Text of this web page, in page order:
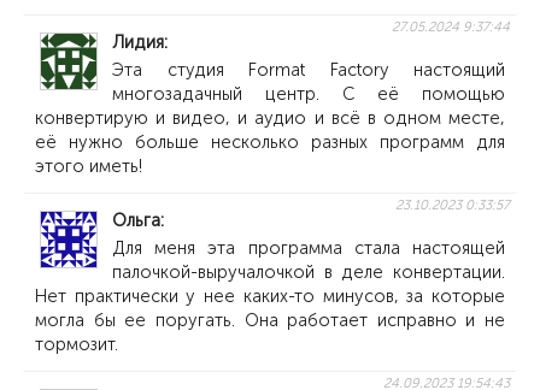
Лидия
27.05.2024 9:37:44
Эта студия Format Factory настоящий
многозадачный центр. С её помощью
конвертирую и видео, и аудио и всё в одном месте,
её нужно больше несколько разных программ для
этого иметь!
Ольга
23.10.2023 0:33:57
Для меня эта программа стала настоящей
палочкой-выручалочкой в деле конвертации.
Нет практически у нее каких-то минусов, за которые
могла бы ее поругать. Она работает исправно и не
тормозит.
24.09.2023 19:54:43